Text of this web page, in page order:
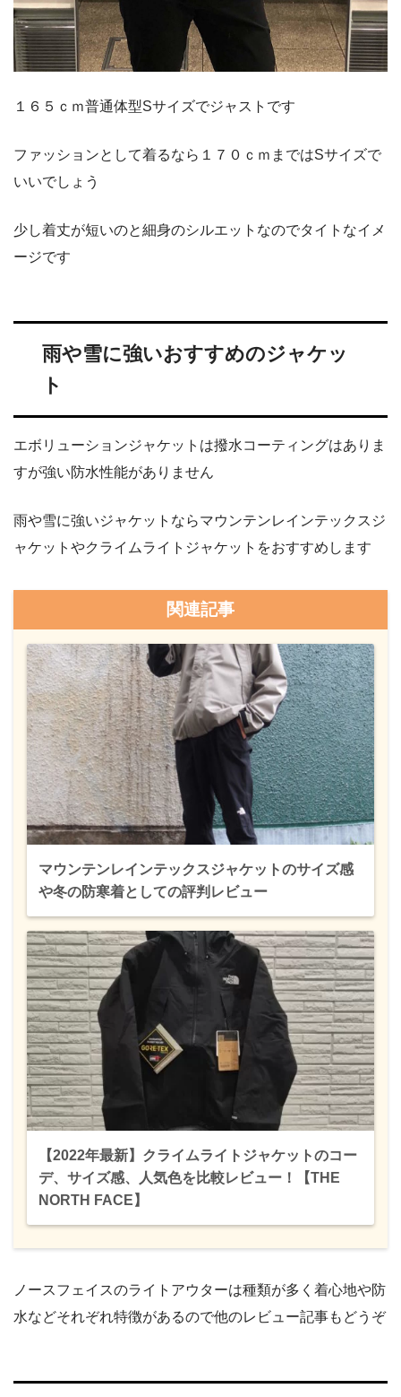
１６５ｃｍ普通体型Sサイズでジャストです
ファッションとして着るなら１７０ｃｍまではSサイズで
いいでしょう
少し着丈が短いのと細身のシルエットなのでタイトなイメ
ージです
雨や雪に強いおすすめのジャケッ
ト
エボリューションジャケットは撥水コーティングはありま
すが強い防水性能がありません
雨や雪に強いジャケットならマウンテンレインテックスジ
ャケットやクライムライトジャケットをおすすめします
関連記事
マウンテンレインテックスジャケットのサイズ感
や冬の防寒着としての評判レビュー
【2022年最新】クライムライトジャケットのコー
デ、サイズ感、人気色を比較レビュー！【THE
NORTH FACE】
ノースフェイスのライトアウターは種類が多く着心地や防
水などそれぞれ特徴があるので他のレビュー記事もどうぞ